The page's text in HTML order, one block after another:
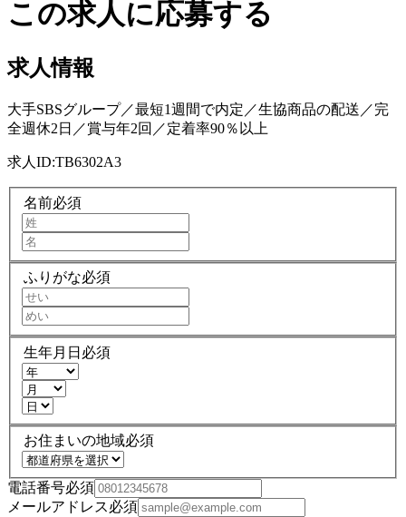
この求人に応募する
求人情報
大手SBSグループ／最短1週間で内定／生協商品の配送／完
全週休2日／賞与年2回／定着率90％以上
求人ID:TB6302A3
名前必須
ふりがな必須
生年月日 必須
お住まいの地域必須
電話番号必須
メールアドレス必須